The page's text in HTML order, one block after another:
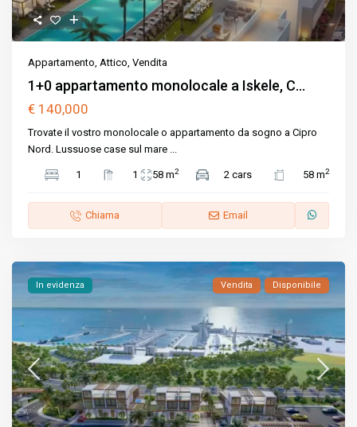
Appartamento,Attico,Vendita
1+0 appartamento monolocale a Iskele, C...
€ 140,000
Trovate il vostro monolocale o appartamento da sogno a Cipro
Nord. Lussuose case sul mare ...
1 1 58 m2 2 cars 58 m2
Chiama Email
In evidenza Vendita Disponibile